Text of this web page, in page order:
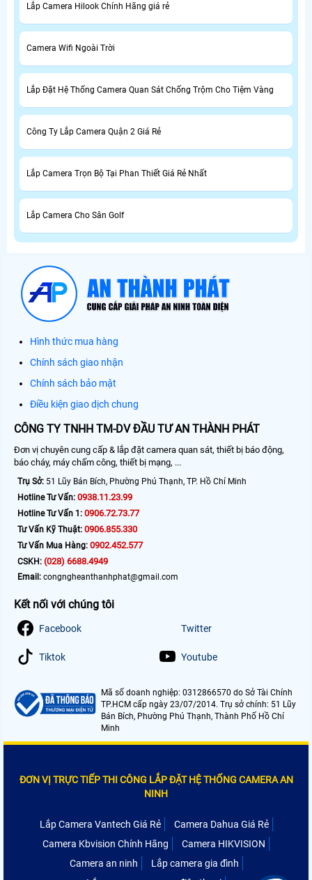
Lắp Camera Hilook Chính Hãng giá rẻ
Camera Wifi Ngoài Trời
Lắp Đặt Hệ Thống Camera Quan Sát Chống Trộm Cho Tiệm Vàng
Công Ty Lắp Camera Quận 2 Giá Rẻ
Lắp Camera Trọn Bộ Tại Phan Thiết Giá Rẻ Nhất
Lắp Camera Cho Sân Golf
Hình thức mua hàng
Chính sách giao nhận
Chính sách bảo mật
Điều kiện giao dịch chung
CÔNG TY TNHH TM-DV ĐẦU TƯ AN THÀNH PHÁT
Đơn vị chuyên cung cấp & lắp đặt camera quan sát, thiết bị báo động,
báo cháy, máy chấm công, thiết bị mạng, ...
Trụ Sở: 51 Lũy Bán Bích, Phường Phú Thạnh, TP. Hồ Chí Minh
Hotline Tư Vấn: 0938.11.23.99
Hotline Tư Vấn 1: 0906.72.73.77
Tư Vấn Kỹ Thuật: 0906.855.330
Tư Vấn Mua Hàng: 0902.452.577
CSKH: (028) 6688.4949
Email: congngheanthanhphat@gmail.com
Kết nối với chúng tôi
Facebook Twitter
Tiktok Youtube
Mã số doanh nghiệp: 0312866570 do Sở Tài Chính
TP.HCM cấp ngày 23/07/2014. Trụ sở chính: 51 Lũy
Bán Bích, Phường Phú Thạnh, Thành Phố Hồ Chí
Minh
ĐƠN VỊ TRỰC TIẾP THI CÔNG LẮP ĐẶT HỆ THỐNG CAMERA AN
NINH
Lắp Camera Vantech Giá Rẻ
Camera Dahua Giá Rẻ
Camera Kbvision Chính Hãng
Camera HIKVISION
Camera an ninh
Lắp camera gia đình